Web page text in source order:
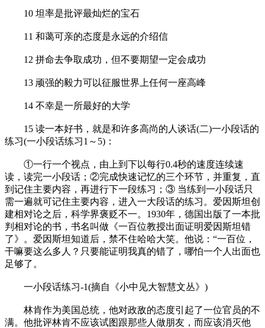
10 坦率是批评最灿烂的宝石
11 和蔼可亲的态度是永远的介绍信
12 拼命去争取成功，但不要期望一定会成功
13 顽强的毅力可以征服世界上任何一座高峰
14 不幸是一所最好的大学
15 读一本好书，就是和许多高尚的人谈话(二)一小段话的
练习(一小段话练习1～5)：
①一行一个视点，由上到下以每行0.4秒的速度连续速
读，读完一小段话；②完成快速记忆的三个环节，并重复，直
到记住主要内容，再进行下一段练习；③ 当练到一小段话只
需一遍就可记住主要内容，进入一大段话的练习。爱因斯坦创
建相对论之后，科学界褒贬不一。1930年，德国出版了一本批
判相对论的书，书名叫做《一百位教授出面证明爱因斯坦错
了》。爱因斯坦知道后，禁不住哈哈大笑。他说：“一百位，
干嘛要这么多人？只要能证明我真的错了，哪怕一个人出面也
足够了。
一小段话练习-1(摘自《小中见大智慧文丛》)
林肯作为美国总统，他对政敌的态度引起了一位官员的不
满。他批评林肯不应该试图跟那些人做朋友，而应该消灭他